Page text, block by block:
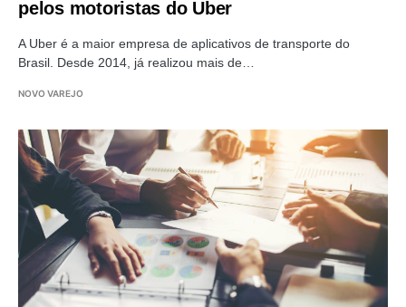
pelos motoristas do Uber
A Uber é a maior empresa de aplicativos de transporte do
Brasil. Desde 2014, já realizou mais de…
NOVO VAREJO